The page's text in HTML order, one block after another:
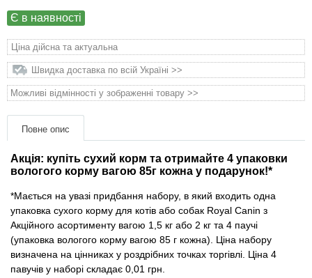
Є в наявності
Ціна дійсна та актуальна
Швидка доставка по всій Україні >>
Можливі відмінності у зображенні товару >>
Повне опис
Акція: купіть сухий корм та отримайте 4 упаковки
вологого корму вагою 85г кожна у подарунок!*
*Мається на увазі придбання набору, в який входить одна
упаковка сухого корму для котів або собак Royal Canin з
Акційного асортименту вагою 1,5 кг або 2 кг та 4 паучі
(упаковка вологого корму вагою 85 г кожна). Ціна набору
визначена на цінниках у роздрібних точках торгівлі. Ціна 4
павучів у наборі складає 0,01 грн.
Товари для гризунів
Товари для коней
Товари для людей
Архів / Знято з виробництва